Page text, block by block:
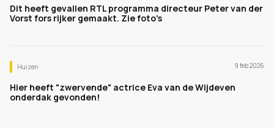
Dit heeft gevallen RTL programma directeur Peter van der
Vorst fors rijker gemaakt. Zie foto's
Huizen 9 feb 2026
Hier heeft "zwervende" actrice Eva van de Wijdeven
onderdak gevonden!